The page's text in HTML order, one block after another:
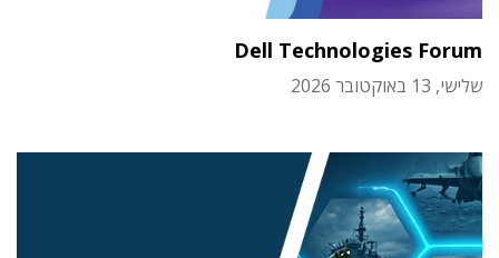
Dell Technologies Forum
שלישי, 13 באוקטובר 2026